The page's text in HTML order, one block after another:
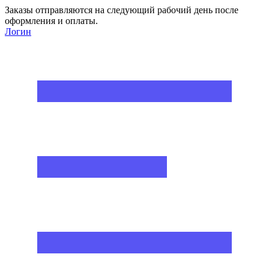
Заказы отправляются на следующий рабочий день после
оформления и оплаты.
Логин